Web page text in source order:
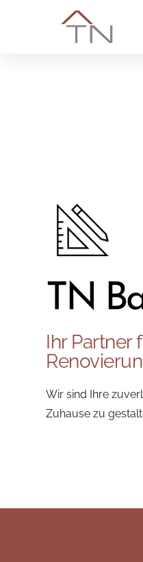
TN
Ihr Partner
Wir sind Ihre
Zuhause zu